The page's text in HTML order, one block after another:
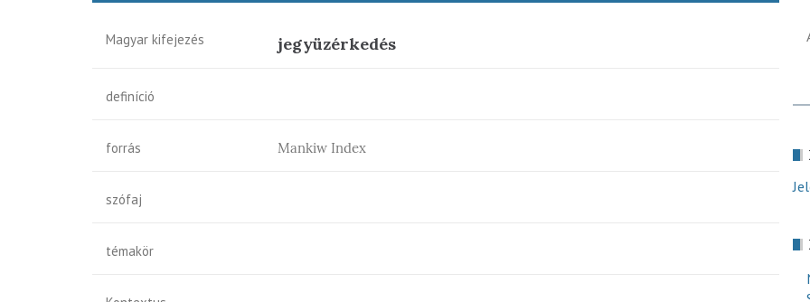
Magyar kifejezés jegyüzérkedés
definíció
forrás Mankiw Index
szófaj
témakör